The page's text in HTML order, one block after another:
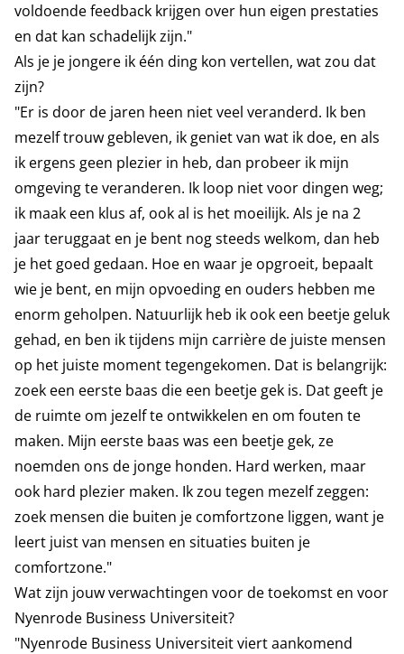
voldoende feedback krijgen over hun eigen prestaties
en dat kan schadelijk zijn."
Als je je jongere ik één ding kon vertellen, wat zou dat
zijn?
"Er is door de jaren heen niet veel veranderd. Ik ben
mezelf trouw gebleven, ik geniet van wat ik doe, en als
ik ergens geen plezier in heb, dan probeer ik mijn
omgeving te veranderen. Ik loop niet voor dingen weg;
ik maak een klus af, ook al is het moeilijk. Als je na 2
jaar teruggaat en je bent nog steeds welkom, dan heb
je het goed gedaan. Hoe en waar je opgroeit, bepaalt
wie je bent, en mijn opvoeding en ouders hebben me
enorm geholpen. Natuurlijk heb ik ook een beetje geluk
gehad, en ben ik tijdens mijn carrière de juiste mensen
op het juiste moment tegengekomen. Dat is belangrijk:
zoek een eerste baas die een beetje gek is. Dat geeft je
de ruimte om jezelf te ontwikkelen en om fouten te
maken. Mijn eerste baas was een beetje gek, ze
noemden ons de jonge honden. Hard werken, maar
ook hard plezier maken. Ik zou tegen mezelf zeggen:
zoek mensen die buiten je comfortzone liggen, want je
leert juist van mensen en situaties buiten je
comfortzone."
Wat zijn jouw verwachtingen voor de toekomst en voor
Nyenrode Business Universiteit?
"Nyenrode Business Universiteit viert aankomend